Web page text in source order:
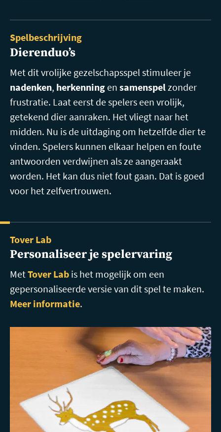
Spelbeschrijving
Dierenduo’s
Met dit vrolijke gezelschapsspel stimuleer je
nadenken, herkenning en samenspelzonder
frustratie. Laat eerst de spelers een vrolijk,
getekend dier aanraken. Het vliegt naar het
midden. Nu is de uitdaging om hetzelfde dier te
vinden. Spelers kunnen elkaar helpen en foute
antwoorden verdwijnen als ze aangeraakt
worden. Het kan dus niet fout gaan. Dat is goed
voor het zelfvertrouwen.
Tover Lab
Personaliseer je spelervaring
MetTover Lab is het mogelijk om een
gepersonaliseerde versie van dit spel te maken.
Meer informatie.